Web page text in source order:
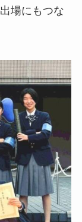
場にもつな